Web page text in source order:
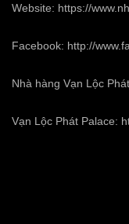
Website: https://
Facebook: http://
Nhà hàng Vạn Lộc
Vạn Lộc Phát Palace: